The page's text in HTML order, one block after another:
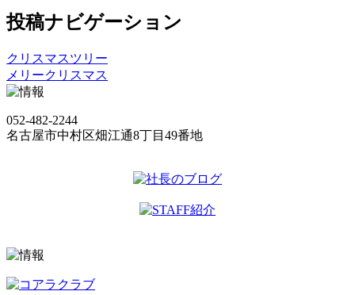
投稿ナビゲーション
クリスマスツリー
メリークリスマス
052-482-2244
名古屋市中村区畑江通8丁目49番地